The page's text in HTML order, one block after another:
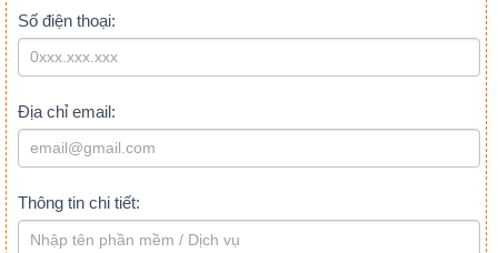
BÀI
VIẾT)
Số điện thoại:
Địa chỉ email:
Thông tin chi tiết:
leave
this
field
blank.